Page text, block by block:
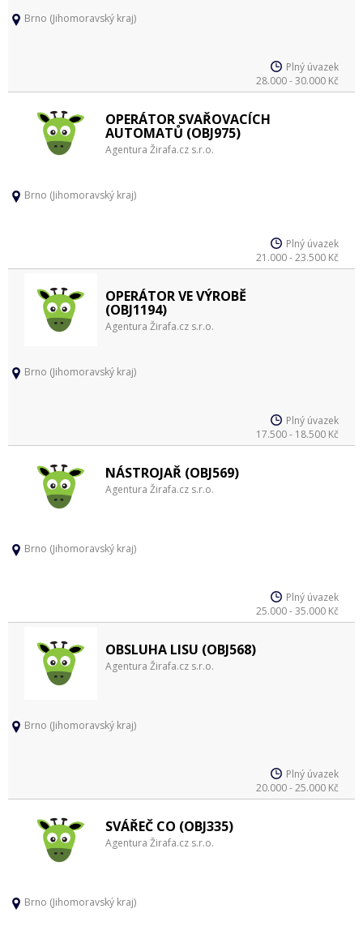
Brno (Jihomoravský kraj)
Plný úvazek
28.000 - 30.000 Kč
OPERÁTOR SVAŘOVACÍCH
AUTOMATŮ (OBJ975)
Agentura Žirafa.cz s.r.o.
Brno (Jihomoravský kraj)
Plný úvazek
21.000 - 23.500 Kč
OPERÁTOR VE VÝROBĚ
(OBJ1194)
Agentura Žirafa.cz s.r.o.
Brno (Jihomoravský kraj)
Plný úvazek
17.500 - 18.500 Kč
NÁSTROJAŘ (OBJ569)
Agentura Žirafa.cz s.r.o.
Brno (Jihomoravský kraj)
Plný úvazek
25.000 - 35.000 Kč
OBSLUHA LISU (OBJ568)
Agentura Žirafa.cz s.r.o.
Brno (Jihomoravský kraj)
Plný úvazek
20.000 - 25.000 Kč
SVÁŘEČ CO (OBJ335)
Agentura Žirafa.cz s.r.o.
Brno (Jihomoravský kraj)